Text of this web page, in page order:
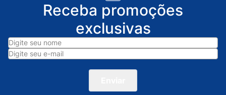
Receba promoções
exclusivas